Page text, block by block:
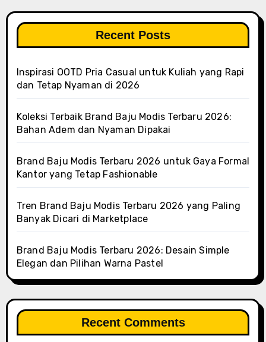
Recent Posts
Inspirasi OOTD Pria Casual untuk Kuliah yang Rapi
dan Tetap Nyaman di 2026
Koleksi Terbaik Brand Baju Modis Terbaru 2026:
Bahan Adem dan Nyaman Dipakai
Brand Baju Modis Terbaru 2026 untuk Gaya Formal
Kantor yang Tetap Fashionable
Tren Brand Baju Modis Terbaru 2026 yang Paling
Banyak Dicari di Marketplace
Brand Baju Modis Terbaru 2026: Desain Simple
Elegan dan Pilihan Warna Pastel
Recent Comments